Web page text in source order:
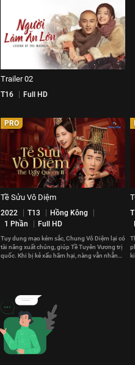
Trailer 02
T16 Full HD
PRO
Tề Sửu Vô Diệm
2022 T13
Hồng Kông
1 Phần
Full HD
Tuy dung mạo kém sắc, Chung Vô Diệm lại có
tài năng xuất chúng, giúp Tề Tuyên Vương trị
quốc. Khi bị kẻ xấu hãm hại, nàng vẫn nhẫn